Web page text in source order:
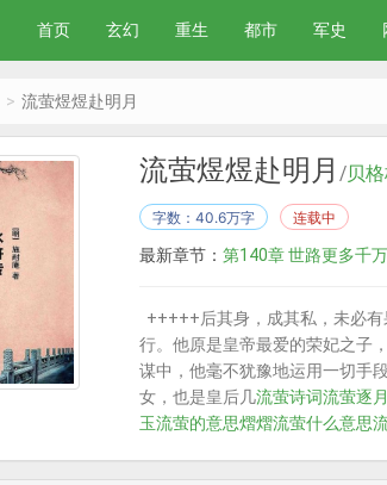
首页 玄幻 重生 都市 军史
流萤煜煜赴明月
流萤煜煜赴明月 /贝
字数：40.6万字 连载中
最新章节： 第140章 世路更多千
+++++后其身，成其私，未必
行。他原是皇帝最爱的荣妃之子
谋中，他毫不犹豫地运用一切手
女，也是皇后几流萤诗词流萤逐月
玉流萤的意思熠熠流萤什么意思